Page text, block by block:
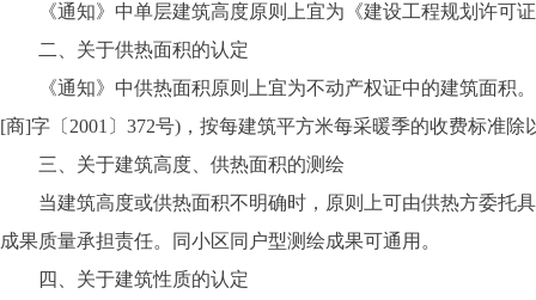
《通知》中单层建筑高度原则上宜为《建设工程规划许可
二、关于供热面积的认定
《通知》中供热面积原则上宜为不动产权证中的建筑面积。
[商]字〔2001〕372号)，按每建筑平方米每采暖季的收费标准除
三、关于建筑高度、供热面积的测绘
当建筑高度或供热面积不明确时，原则上可由供热方委托具
成果质量承担责任。同小区同户型测绘成果可通用。
四、关于建筑性质的认定